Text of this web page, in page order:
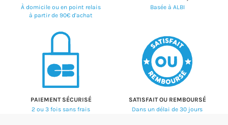
À domicile ou en point relais
à partir de 90€ d'achat
Basée à ALBI
PAIEMENT SÉCURISÉ
2 ou 3 fois sans frais
SATISFAIT OU REMBOURSÉ
Dans un délai de 30 jours